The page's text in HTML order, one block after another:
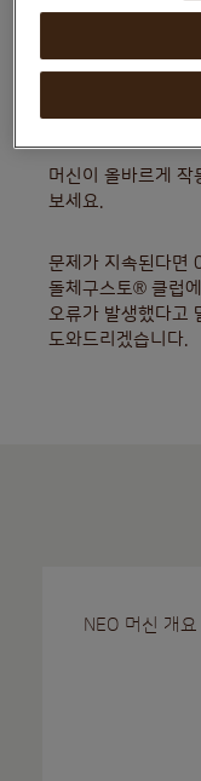
캡슐을 넣은 후 시
캡슐을 올바르게
방향을 돌린 후 다
머신이 올바르게 작
보세요.
문제가 지속된다
돌체구스토® 클럽
오류가 발생했다고
도와드리겠습니다.
NEO 머신 개요